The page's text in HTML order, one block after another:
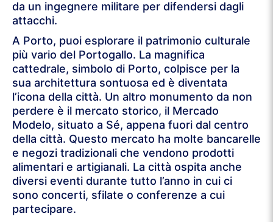
da un ingegnere militare per difendersi dagli
attacchi.
A Porto, puoi esplorare il patrimonio culturale
più vario del Portogallo. La magnifica
cattedrale, simbolo di Porto, colpisce per la
sua architettura sontuosa ed è diventata
l’icona della città. Un altro monumento da non
perdere è il mercato storico, il Mercado
Modelo, situato a Sé, appena fuori dal centro
della città. Questo mercato ha molte bancarelle
e negozi tradizionali che vendono prodotti
alimentari e artigianali. La città ospita anche
diversi eventi durante tutto l’anno in cui ci
sono concerti, sfilate o conferenze a cui
partecipare.